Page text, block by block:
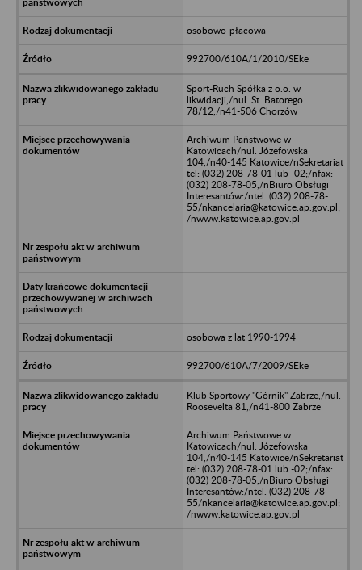
osobowo-płacowa
992700/610A/1/2010/SEke
Sport-Ruch Spółka z o.o. w
likwidacji,/nul. St. Batorego
78/12,/n41-506 Chorzów
Archiwum Państwowe w
Katowicach/nul. Józefowska
104,/n40-145 Katowice/nSekretariat
tel: (032) 208-78-01 lub -02;/nfax:
(032) 208-78-05,/nBiuro Obsługi
Interesantów:/ntel. (032) 208-78-
55/nkancelaria@katowice.ap.gov.pl;
/nwww.katowice.ap.gov.pl
osobowa z lat 1990-1994
992700/610A/7/2009/SEke
Klub Sportowy "Górnik" Zabrze,/nul.
Roosevelta 81,/n41-800 Zabrze
Archiwum Państwowe w
Katowicach/nul. Józefowska
104,/n40-145 Katowice/nSekretariat
tel: (032) 208-78-01 lub -02;/nfax:
(032) 208-78-05,/nBiuro Obsługi
Interesantów:/ntel. (032) 208-78-
55/nkancelaria@katowice.ap.gov.pl;
/nwww.katowice.ap.gov.pl